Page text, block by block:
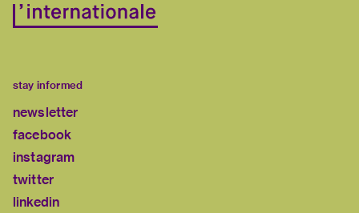
stay informed
newsletter
facebook
instagram
twitter
linkedin